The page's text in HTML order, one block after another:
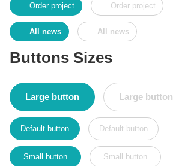
Order project Order project
All news All news
Buttons Sizes
Large button Large button
Default button Default button
Small button Small button